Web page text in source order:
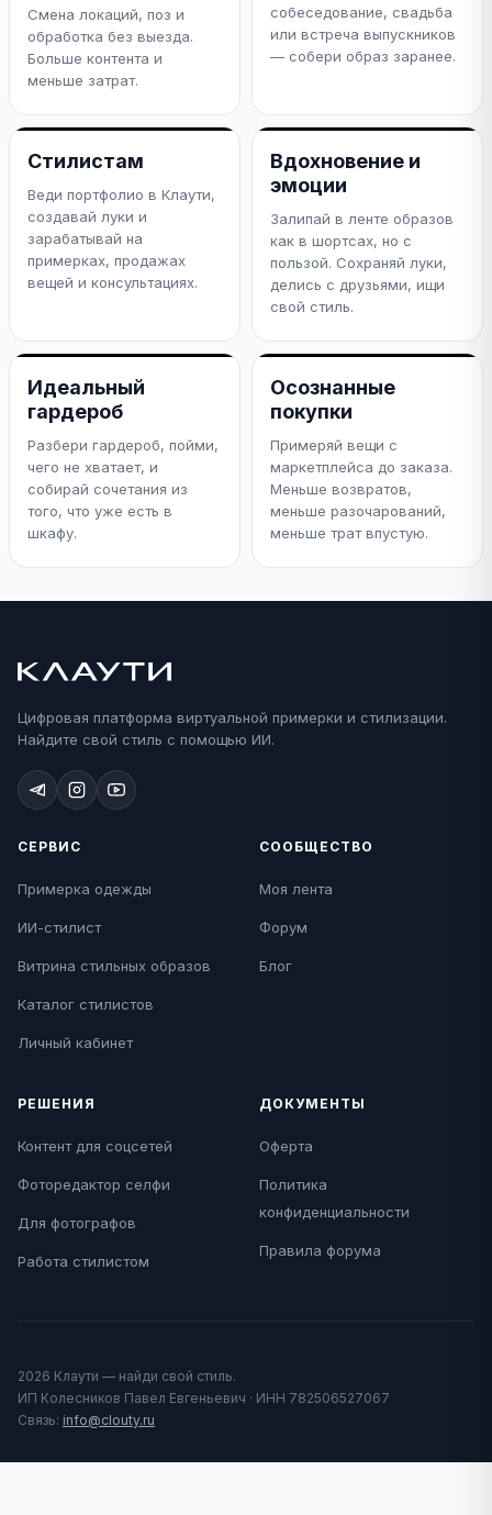
Смена локаций, поз и
обработка без выезда.
Больше контента и
меньше затрат.
собеседование, свадьба
или встреча выпускников
— собери образ заранее.
Стилистам
Веди портфолио в Клаути,
создавай луки и
зарабатывай на
примерках, продажах
вещей и консультациях.
Вдохновение и
эмоции
Залипай в ленте образов
как в шортсах, но с
пользой. Сохраняй луки,
делись с друзьями, ищи
свой стиль.
Идеальный
гардероб
Разбери гардероб, пойми,
чего не хватает, и
собирай сочетания из
того, что уже есть в
шкафу.
Осознанные
покупки
Примеряй вещи с
маркетплейса до заказа.
Меньше возвратов,
меньше разочарований,
меньше трат впустую.
Цифровая платформа виртуальной примерки и стилизации.
Найдите свой стиль с помощью ИИ.
СЕРВИС
Примерка одежды
ИИ-стилист
Витрина стильных образов
Каталог стилистов
Личный кабинет
СООБЩЕСТВО
Моя лента
Форум
Блог
РЕШЕНИЯ
Контент для соцсетей
Фоторедактор селфи
Для фотографов
Работа стилистом
ДОКУМЕНТЫ
Оферта
Политика
конфиденциальности
Правила форума
2026 Клаути — найди свой стиль.
ИП Колесников Павел Евгеньевич · ИНН 782506527067
Связь: info@clouty.ru